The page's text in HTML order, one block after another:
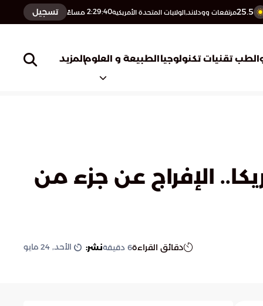
25.5مرتفعات وودلاند,الولايات المتحدة الأمريكية2:29:41 مساءً تسجيل
تقنيات تكنولوجياالطبيعة و العلومالمزيد
الإفراج عن جزء من
دقائق القراءة6 دقيقةنشر: الأحد, 24 مايو